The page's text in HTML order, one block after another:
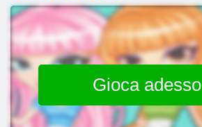
Gioca adesso